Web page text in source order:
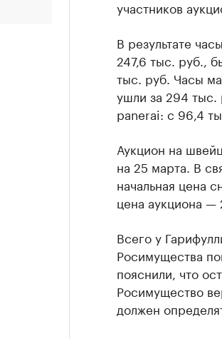
участников
В результате
247,6 тыс. руб.,
тыс. руб. Часы
ушли за 294 тыс.
panerai: с 96,4
Аукцион на
на 25 марта. В
начальная цена
цена аукциона —
Всего у
Росимущества
пояснили, что
Росимущество
должен